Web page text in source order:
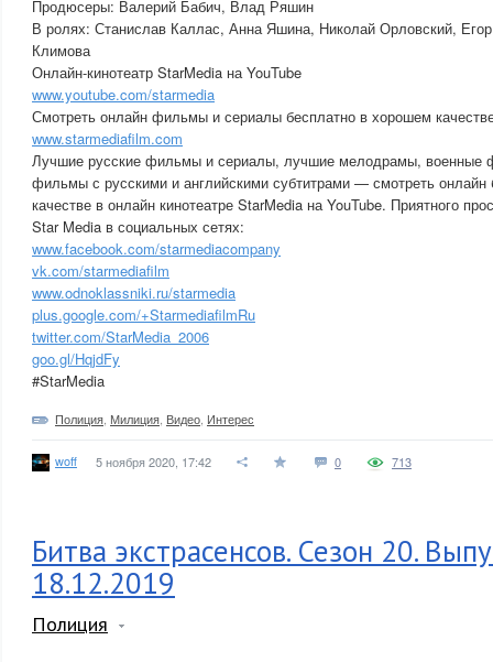
Продюсеры: Валерий Бабич, Влад Ряшин
В ролях: Станислав Каллас, Анна Яшина, Николай Орловский,
Климова
Онлайн-кинотеатр StarMedia на YouTube
www.youtube.com/starmedia
Смотреть онлайн фильмы и сериалы бесплатно в хорошем
www.starmediafilm.com
Лучшие русские фильмы и сериалы, лучшие мелодрамы, военные
фильмы с русскими и английскими субтитрами — смотреть онлайн
качестве в онлайн кинотеатре StarMedia на YouTube. Приятного
Star Media в социальных сетях:
www.facebook.com/starmediacompany
vk.com/starmediafilm
www.odnoklassniki.ru/starmedia
plus.google.com/+StarmediafilmRu
twitter.com/StarMedia_2006
goo.gl/HqjdFy
#StarMedia
Полиция Милиция Видео Интерес
woff 5 ноября 2020, 17:42 0 713
Битва экстрасенсов. Сезон 20.
18.12.2019
Полиция